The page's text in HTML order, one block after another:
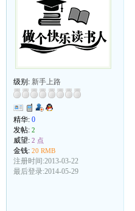
级别: 新手上路
精华: 0
发帖: 2
威望: 2 点
金钱: 20 RMB
注册时间:2013-03-22
最后登录:2014-05-29